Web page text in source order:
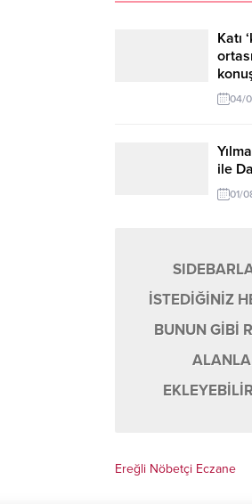
Katı
04/
ile
01/
İSTEDİĞİNİZ
BUNUN GİBİ
Ereğli Nöbetçi Eczane